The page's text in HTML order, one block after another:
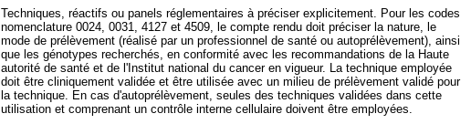
Techniques, réactifs ou panels réglementaires à préciser explicitement. Pour les codes
nomenclature 0024, 0031, 4127 et 4509, le compte rendu doit préciser la nature, le
mode de prélèvement (réalisé par un professionnel de santé ou autoprélèvement), ainsi
que les génotypes recherchés, en conformité avec les recommandations de la Haute
autorité de santé et de l'Institut national du cancer en vigueur. La technique employée
doit être cliniquement validée et être utilisée avec un milieu de prélèvement validé pour
la technique. En cas d'autoprélèvement, seules des techniques validées dans cette
utilisation et comprenant un contrôle interne cellulaire doivent être employées.